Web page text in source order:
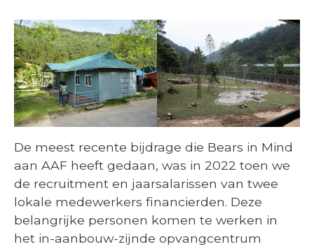
De meest recente bijdrage die Bears in Mind
aan AAF heeft gedaan, was in 2022 toen we
de recruitment en jaarsalarissen van twee
lokale medewerkers financierden. Deze
belangrijke personen komen te werken in
het in-aanbouw-zijnde opvangcentrum